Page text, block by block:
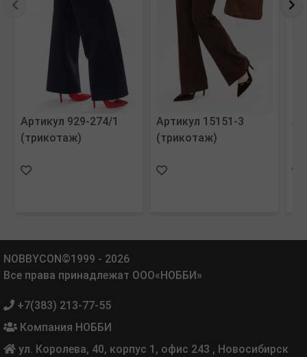
Артикул 929-274/1
(трикотаж)
Артикул 15151-3
(трикотаж)
NOBBYCON©1999 - 2026
Все права принадлежат ООО«НОББИ»
+7(383) 213-77-55
Компания НОББИ
ул. Королева, 40, корпус 1, офис 243 , Новосибирск